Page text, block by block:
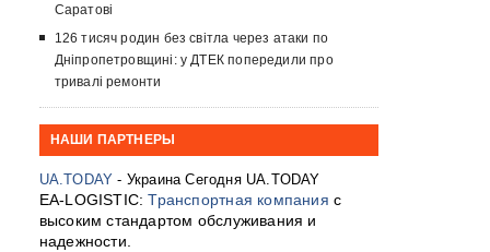
Саратові
126 тисяч родин без світла через атаки по
Дніпропетровщині: у ДТЕК попередили про
тривалі ремонти
НАШИ ПАРТНЕРЫ
UA.TODAY - Украина Сегодня UA.TODAY
EA-LOGISTIC:Транспортная компания с
высоким стандартом обслуживания и
надежности.